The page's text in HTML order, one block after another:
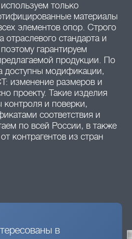
только
материалы
элементов опор. Строго
стандарта и
гарантируем
продукции. По
доступны модификации,
изменение размеров и
проекту. Такие изделия
контроля и поверки,
соответствия и
по всей России, в также
контрагентов из стран
в